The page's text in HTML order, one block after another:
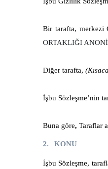
Bir tarafta, merkezi
ORTAKLIĞI
Diğer tarafta,
İşbu Sözleşme’nin
Buna göre, Taraflar
2. KONU
İşbu Sözleşme,